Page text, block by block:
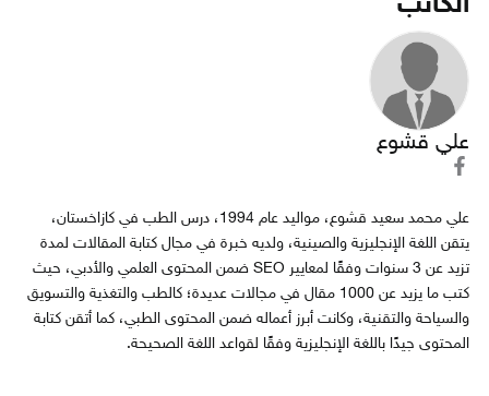
علي قشوع
علي محمد سعيد قشوع، مواليد عام 1994، درس الطب في كازاخستان،
يتقن اللغة الإنجليزية والصينية، ولديه خبرة في مجال كتابة المقالات لمدة
تزيد عن 3 سنوات وفقًا لمعايير SEO ضمن المحتوى العلمي والأدبي، حيث
كتب ما يزيد عن 1000 مقال في مجالات عديدة؛ كالطب والتغذية والتسويق
والسياحة والتقنية، وكانت أبرز أعماله ضمن المحتوى الطبي، كما أتقن كتابة
المحتوى جيدًا باللغة الإنجليزية وفقًا لقواعد اللغة الصحيحة.